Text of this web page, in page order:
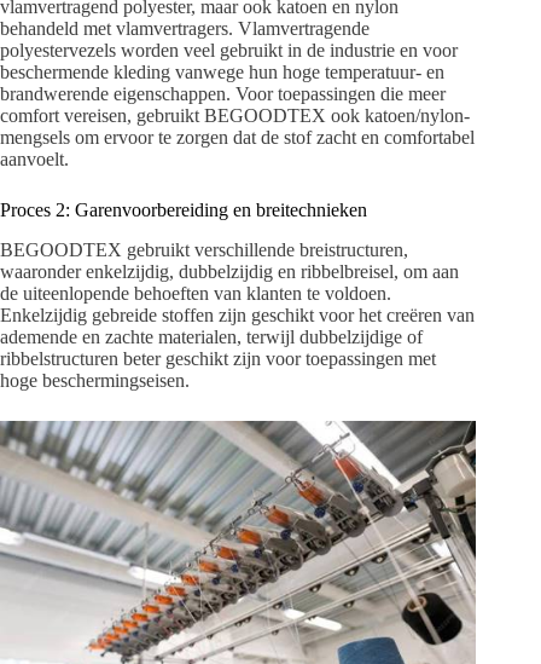
vlamvertragend polyester, maar ook katoen en nylon
behandeld met vlamvertragers. Vlamvertragende
polyestervezels worden veel gebruikt in de industrie en voor
beschermende kleding vanwege hun hoge temperatuur- en
brandwerende eigenschappen. Voor toepassingen die meer
comfort vereisen, gebruikt BEGOODTEX ook katoen/nylon-
mengsels om ervoor te zorgen dat de stof zacht en comfortabel
aanvoelt.
Proces 2: Garenvoorbereiding en breitechnieken
BEGOODTEX gebruikt verschillende breistructuren,
waaronder enkelzijdig, dubbelzijdig en ribbelbreisel, om aan
de uiteenlopende behoeften van klanten te voldoen.
Enkelzijdig gebreide stoffen zijn geschikt voor het creëren van
ademende en zachte materialen, terwijl dubbelzijdige of
ribbelstructuren beter geschikt zijn voor toepassingen met
hoge beschermingseisen.